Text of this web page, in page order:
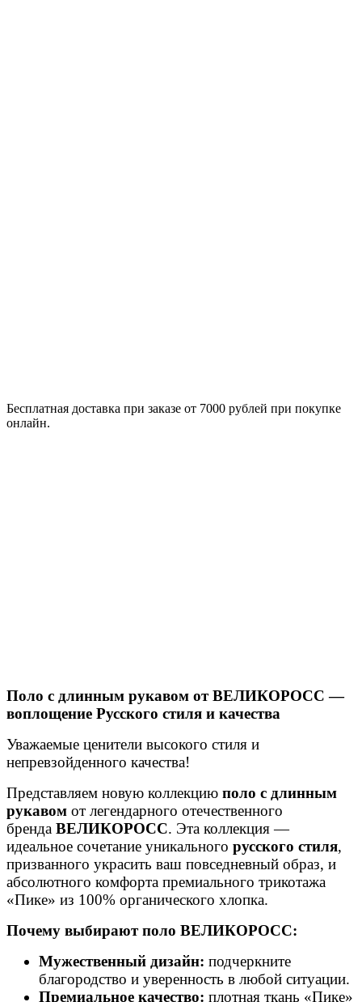
Бесплатная доставка при заказе от 7000 рублей при покупке
онлайн.
Поло с длинным рукавом от ВЕЛИКОРОСС —
воплощение Русского стиля и качества
Уважаемые ценители высокого стиля и
непревзойденного качества!
Представляем новую коллекцию поло с длинным
рукавом от легендарного отечественного
бренда ВЕЛИКОРОСС. Эта коллекция —
идеальное сочетание уникального русского стиля,
призванного украсить ваш повседневный образ, и
абсолютного комфорта премиального трикотажа
«Пике» из 100% органического хлопка.
Почему выбирают поло ВЕЛИКОРОСС:
Мужественный дизайн: подчеркните
благородство и уверенность в любой ситуации.
Премиальное качество: плотная ткань «Пике»